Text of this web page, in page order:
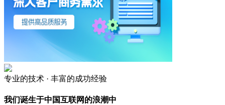
专业的技术 · 丰富的成功经验
我们诞生于中国互联网的浪潮中